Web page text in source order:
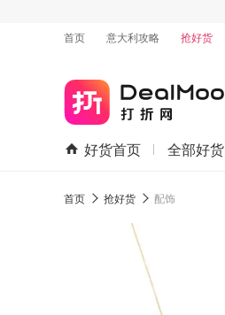
首页
意大利攻略 抢好货
好货首页 全部好货
首页 抢好货 配饰